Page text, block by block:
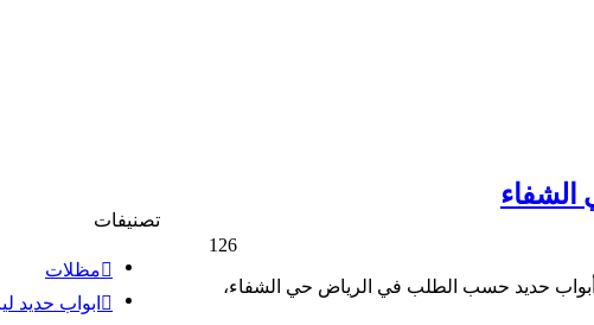
126
حديد حسب الطلب في الرياض حي الشفاء،
تصنيفات
مظلات
ابواب حديد